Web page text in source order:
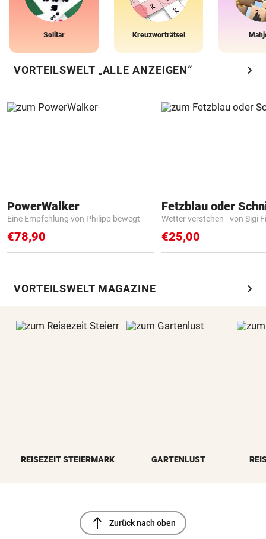
Solitär Kreuzworträtsel
VORTEILSWELT „ALLE ANZEIGEN“ chevron_right
PowerWalker
Eine Empfehlung von Philipp bewegt
€78,90
Fetzblau oder
Wetter verstehen - von Sigi
€25,00
VORTEILSWELT MAGAZINE chevron_right
REISEZEIT STEIERMARK GARTENLUST
north Zurück nach oben